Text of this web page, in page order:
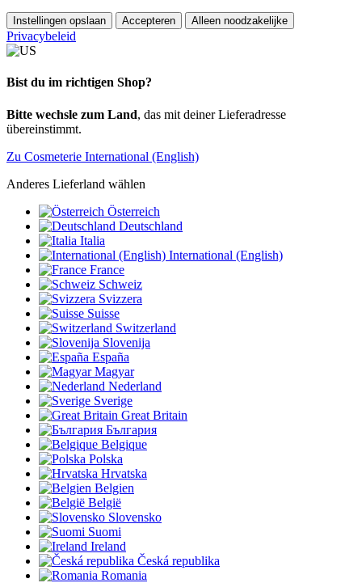
Instellingen opslaan Accepteren Alleen noodzakelijke
Privacybeleid
Bist du im richtigen Shop?
Bitte wechsle zum Land, das mit deiner Lieferadresse
übereinstimmt.
Zu Cosmeterie International (English)
Anderes Lieferland wählen
Österreich
Deutschland
Italia
International (English)
France
Schweiz
Svizzera
Suisse
Switzerland
Slovenija
España
Magyar
Nederland
Sverige
Great Britain
България
Belgique
Polska
Hrvatska
Belgien
België
Slovensko
Suomi
Ireland
Česká republika
Romania